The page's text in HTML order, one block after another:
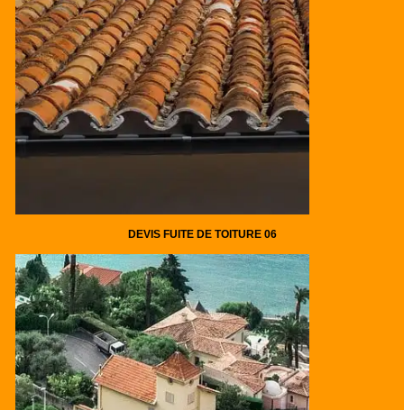
DEVIS FUITE DE TOITURE 06